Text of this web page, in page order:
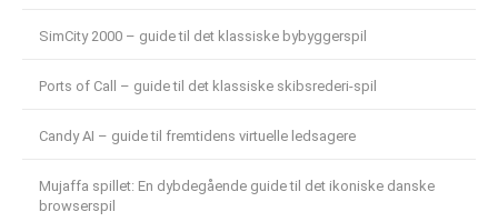
SimCity 2000 – guide til det klassiske bybyggerspil
Ports of Call – guide til det klassiske skibsrederi-spil
Candy AI – guide til fremtidens virtuelle ledsagere
Mujaffa spillet: En dybdegående guide til det ikoniske danske
browserspil